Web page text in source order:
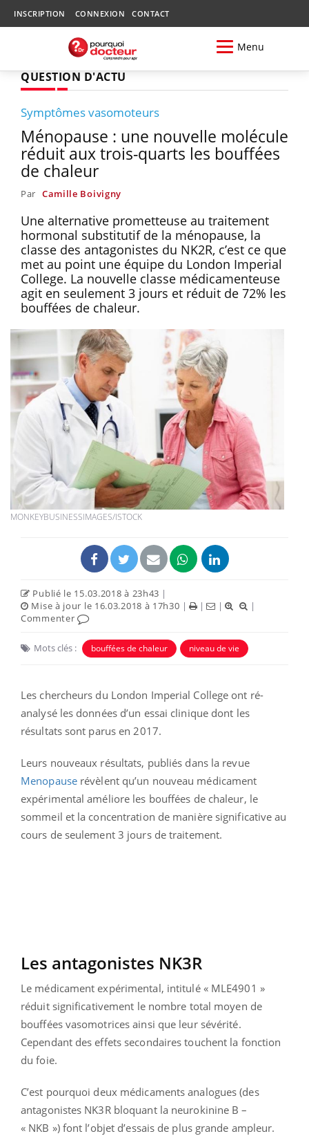
INSCRIPTION CONNEXION CONTACT
Menu
QUESTION D'ACTU
Symptômes vasomoteurs
Ménopause : une nouvelle molécule
réduit aux trois-quarts les bouffées
de chaleur
Par Camille Boivigny
Une alternative prometteuse au traitement
hormonal substitutif de la ménopause, la
classe des antagonistes du NK2R, c’est ce que
met au point une équipe du London Imperial
College. La nouvelle classe médicamenteuse
agit en seulement 3 jours et réduit de 72% les
bouffées de chaleur.
MONKEYBUSINESSIMAGES/ISTOCK
Publié le 15.03.2018 à 23h43 |
Mise à jour le 16.03.2018 à 17h30 | | |
|
Commenter
Mots clés : bouffées de chaleur niveau de vie
Les chercheurs du London Imperial College ont ré-
analysé les données d’un essai clinique dont les
résultats sont parus en 2017.
Leurs nouveaux résultats, publiés dans la revue
Menopauserévèlent qu’un nouveau médicament
expérimental améliore les bouffées de chaleur, le
sommeil et la concentration de manière significative au
cours de seulement 3 jours de traitement.
Les antagonistes NK3R
Le médicament expérimental, intitulé « MLE4901 »
réduit significativement le nombre total moyen de
bouffées vasomotrices ainsi que leur sévérité.
Cependant des effets secondaires touchent la fonction
du foie.
C’est pourquoi deux médicaments analogues (des
antagonistes NK3R bloquant la neurokinine B –
« NKB ») font l’objet d’essais de plus grande ampleur.